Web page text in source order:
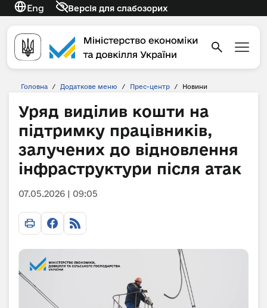
Eng Версія для слабозорих
Головна / Додаткове меню / Прес-центр / Новини
Уряд виділив кошти на
підтримку працівників,
залучених до відновлення
інфраструктури після атак
07.05.2026 | 09:05